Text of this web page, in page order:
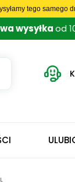
tego
wysyłkaod